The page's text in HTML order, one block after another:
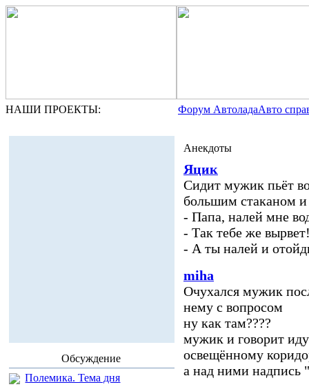
НАШИ ПРОЕКТЫ: Форум АвтоладаАвто
Обсуждение
Полемика. Тема дня
Анекдоты
Яцик
Сидит мужик пьёт
большим стаканом и
- Папа, налей мне
- Так тебе же
- А ты налей и
miha
Очухался мужик
нему с вопросом
ну как там????
мужик и говорит
освещённому
а над ними надпись